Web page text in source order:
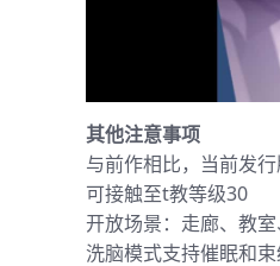
其他注意事项
与前作相比，当前发
可接触至t教等级30
开放场景：走廊、教
洗脑模式支持催眠和